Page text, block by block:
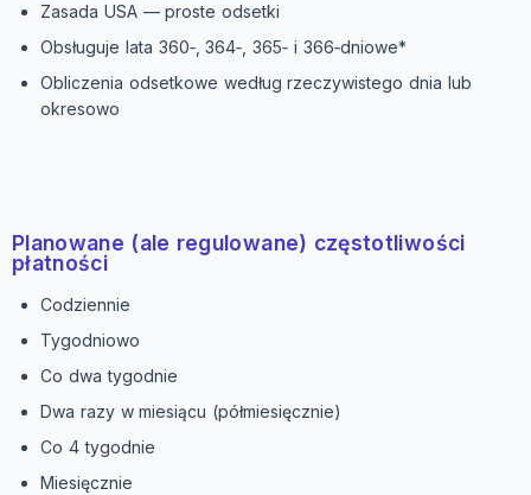
Zasada USA — proste odsetki
Obsługuje lata 360‑, 364‑, 365‑ i 366‑dniowe*
Obliczenia odsetkowe według rzeczywistego dnia lub
okresowo
Planowane (ale regulowane) częstotliwości
płatności
Codziennie
Tygodniowo
Co dwa tygodnie
Dwa razy w miesiącu (półmiesięcznie)
Co 4 tygodnie
Miesięcznie